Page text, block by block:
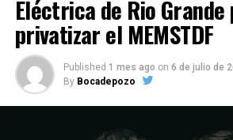
Eléctrica de Rio Grande
privatizar el MEMSTDF
Published 1 mes ago on 6 de julio de
By Bocadepozo